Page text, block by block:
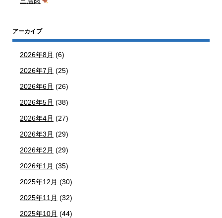
アーカイブ
2026年8月 (6)
2026年7月 (25)
2026年6月 (26)
2026年5月 (38)
2026年4月 (27)
2026年3月 (29)
2026年2月 (29)
2026年1月 (35)
2025年12月 (30)
2025年11月 (32)
2025年10月 (44)